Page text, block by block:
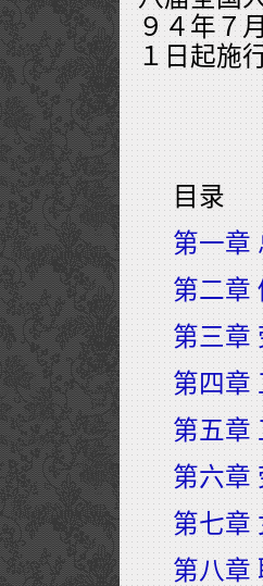
９４年７
１日起施
目录
第一章
第二章
第三章
第四章
第五章
第六章
第七章
第八章